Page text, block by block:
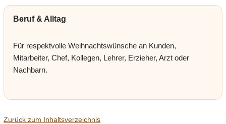
Beruf & Alltag
Für respektvolle Weihnachtswünsche an Kunden,
Mitarbeiter, Chef, Kollegen, Lehrer, Erzieher, Arzt oder
Nachbarn.
Zurück zum Inhaltsverzeichnis